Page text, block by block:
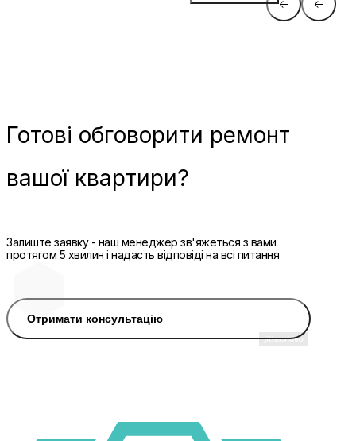
Готові обговорити ремонт
вашої квартири?
Залиште заявку - наш менеджер зв'яжеться з вами
протягом 5 хвилин і надасть відповіді на всі питання
Отримати консультацію